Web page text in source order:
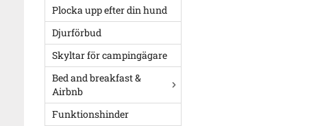
Plocka upp efter din hund
Djurförbud
Skyltar för campingägare
Bed and breakfast &
Airbnb
Funktionshinder